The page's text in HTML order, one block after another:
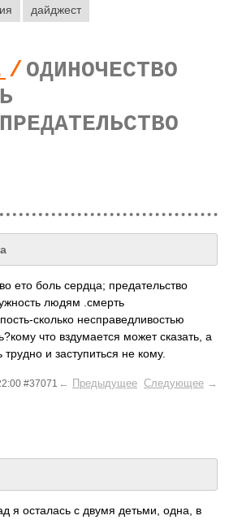
дайджест
/ ОДИНОЧЕСТВО
ето боль сердца; предательство
людям .смерть
­сколько­ несправедливость­ю
что вздумается может сказать, а
и заступиться не кому.
#37071 ← Предыдущее Следующее →
я осталась с двумя детьми, одна, в